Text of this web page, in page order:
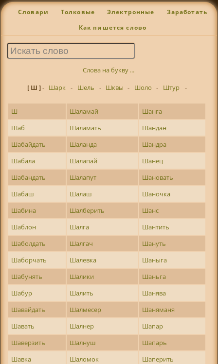
Словари Толковые Электронные Заработать
Как пишется слово
Слова на букву ...
[ Ш ]- Шарк - Шель - Шквы - Шоло - Штур -
Ш Шаламай
Шанга
Шаб
Шаламать
Шандан
Шабайдать
Шаланда
Шандра
Шабала
Шалапай
Шанец
Шабандать
Шалапут
Шановать
Шабаш
Шалаш
Шаночка
Шабина
Шалберить
Шанс
Шаблон
Шалга
Шантить
Шаболдать
Шалгач
Шануть
Шаборчать
Шалевка
Шаныга
Шабунять
Шалики
Шаньга
Шабур
Шалить
Шанява
Шавайдать
Шалмесер
Шаняманя
Шавать
Шалнер
Шапар
Шаверзить
Шалнуш
Шапарь
Шавка
Шаломок
Шаперить